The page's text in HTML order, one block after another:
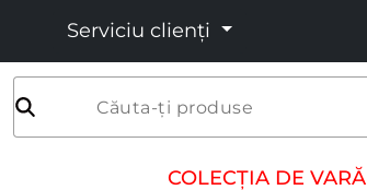
Serviciu clienți
Căuta-ți produse
COLECȚIA DE VARĂ